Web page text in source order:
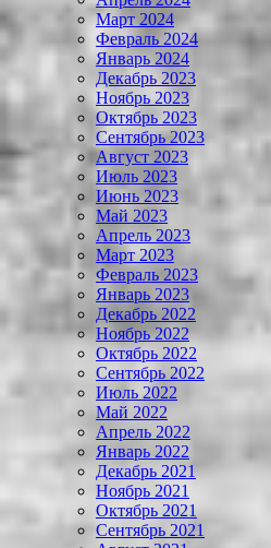
Март 2024
Февраль 2024
Январь 2024
Декабрь 2023
Ноябрь 2023
Октябрь 2023
Сентябрь 2023
Август 2023
Июль 2023
Июнь 2023
Май 2023
Апрель 2023
Март 2023
Февраль 2023
Январь 2023
Декабрь 2022
Ноябрь 2022
Октябрь 2022
Сентябрь 2022
Июль 2022
Май 2022
Апрель 2022
Январь 2022
Декабрь 2021
Ноябрь 2021
Октябрь 2021
Сентябрь 2021